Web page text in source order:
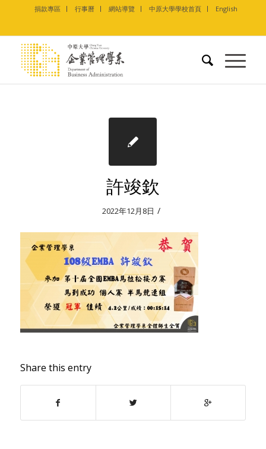
捐款專區 行事曆 網站導覽 中原大學學校首頁 English
許竣欽
2022年12月8日 /
Share this entry